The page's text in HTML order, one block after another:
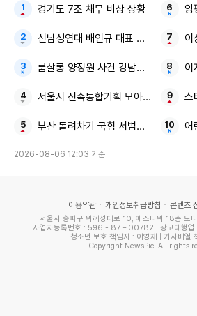
경기도 7조 채무 비상 상황
신남성연대 배인규 대표 인천 영종도
룸살롱 양정원 사건 강남서 수사팀장
서울시 신속통합기획 모아타운
부산 돌려차기 국힘 서범수 의원 피해자
양
이
이
스
어
2026-08-06 12:03 기준
이용약관 개인정보취급방침 콘텐츠
서울시 송파구 위례성대로 10, 에스타워 18층 노
사업자등록번호 : 596 - 87 – 00782 | 광고대행
청소년 보호 책임자 : 이영재 | 기사배열
Copyright NewsPic. All rights